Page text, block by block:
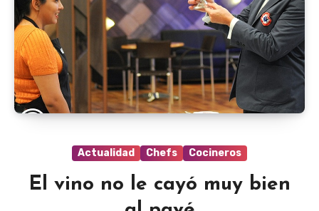
Actualidad Chefs Cocineros
El vino no le cayó muy bien